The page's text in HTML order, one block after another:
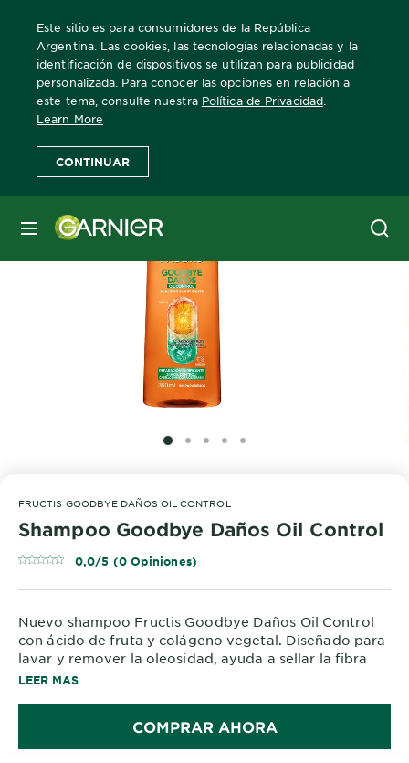
Este sitio es para consumidores de la República
Argentina. Las cookies, las tecnologías relacionadas y la
identificación de dispositivos se utilizan para publicidad
personalizada. Para conocer las opciones en relación a
este tema, consulte nuestra Política de Privacidad
Learn More
CONTINUAR
MENÚ
Home Fructis FRUCTIS GOODBYE DAÑOS OIL CONTROL
SLIDE 1
SLIDE 2
SLIDE 3
SLIDE 4
SLIDE 5
FRUCTIS GOODBYE DAÑOS OIL CONTROL
Shampoo Goodbye Daños Oil Control
0,0/5 (0 Opiniones)
Nuevo shampoo Fructis Goodbye Daños Oil Control
con ácido de fruta y colágeno vegetal. Diseñado para
lavar y remover la oleosidad, ayuda a sellar la fibra
dañada y combatir el daño, aportando suavidad e
LEER MAS
COMPRAR AHORA